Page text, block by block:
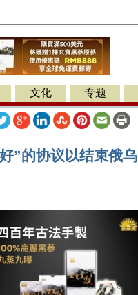
文化 专题
”的协议以结束俄乌